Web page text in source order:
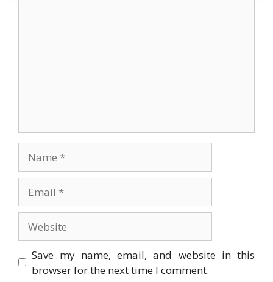
Save my name, email, and website in this
browser for the next time I comment.